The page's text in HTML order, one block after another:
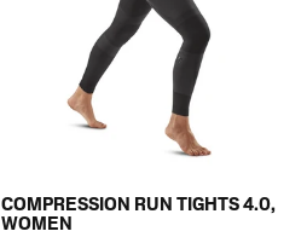
COMPRESSION RUN TIGHTS 4.0,
WOMEN